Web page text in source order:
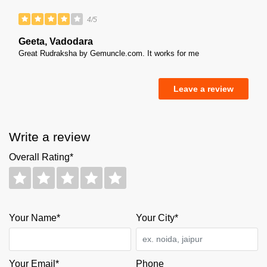
4/5
Geeta, Vadodara
Great Rudraksha by Gemuncle.com. It works for me
Leave a review
Write a review
Overall Rating*
Your Name* Your City*
Your Email* Phone